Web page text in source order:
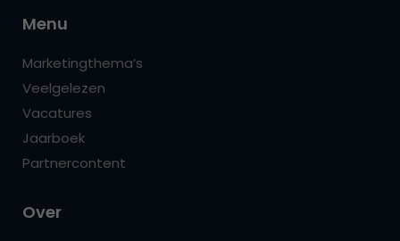
Menu
Marketingthema’s
Veelgelezen
Vacatures
Jaarboek
Partnercontent
Over